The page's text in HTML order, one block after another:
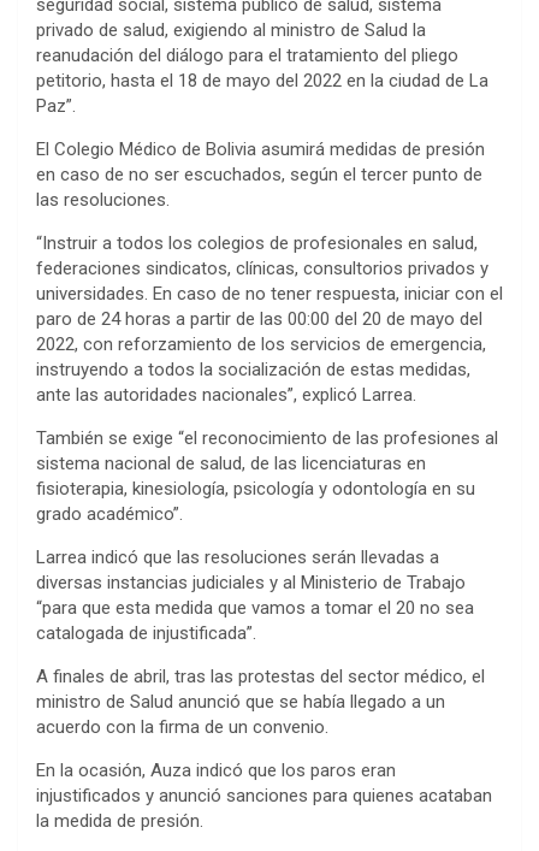
seguridad social, sistema público de salud, sistema
privado de salud, exigiendo al ministro de Salud la
reanudación del diálogo para el tratamiento del pliego
petitorio, hasta el 18 de mayo del 2022 en la ciudad de La
Paz”.
El Colegio Médico de Bolivia asumirá medidas de presión
en caso de no ser escuchados, según el tercer punto de
las resoluciones.
“Instruir a todos los colegios de profesionales en salud,
federaciones sindicatos, clínicas, consultorios privados y
universidades. En caso de no tener respuesta, iniciar con el
paro de 24 horas a partir de las 00:00 del 20 de mayo del
2022, con reforzamiento de los servicios de emergencia,
instruyendo a todos la socialización de estas medidas,
ante las autoridades nacionales”, explicó Larrea.
También se exige “el reconocimiento de las profesiones al
sistema nacional de salud, de las licenciaturas en
fisioterapia, kinesiología, psicología y odontología en su
grado académico”.
Larrea indicó que las resoluciones serán llevadas a
diversas instancias judiciales y al Ministerio de Trabajo
“para que esta medida que vamos a tomar el 20 no sea
catalogada de injustificada”.
A finales de abril, tras las protestas del sector médico, el
ministro de Salud anunció que se había llegado a un
acuerdo con la firma de un convenio.
En la ocasión, Auza indicó que los paros eran
injustificados y anunció sanciones para quienes acataban
la medida de presión.